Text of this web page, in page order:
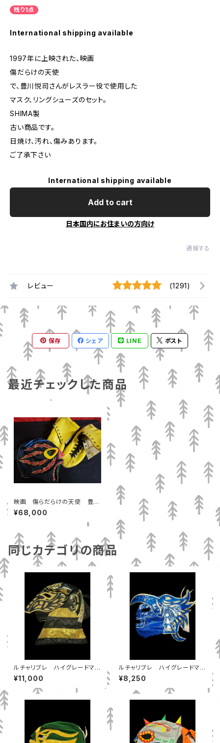
残り1点
International shipping available
1997年に上映された、映画
傷だらけの天使
で、豊川悦司さんがレスラー役で使用した
マスク、リングシューズのセット。
SHIMA製
古い商品です。
日焼け、汚れ、傷みあります。
ご了承下さい
International shipping available
Add to cart
日本国内にお住まいの方向け
通報する
レビュー (1291)
保存 シェア LINE ポスト
最近チェックした商品
映画 傷らだらけの天使 豊川
悦司さん使用済みマスク、リング
シューズ
¥68,000
同じカテゴリの商品
ルチャリブレ ハイグレードマス
ク エスフィンへ
¥11,000
ルチャリブレ ハイグレードマス
ク ドクトルワグナーJr
¥8,250